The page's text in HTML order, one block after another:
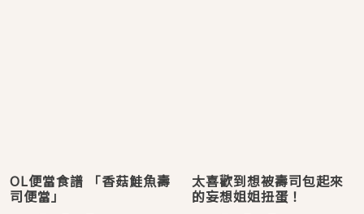
OL便當食譜 「香菇鮭魚壽
司便當」
太喜歡到想被壽司包起來
的妄想姐姐扭蛋！